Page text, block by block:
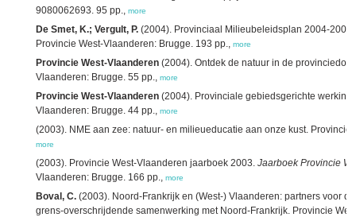
9080062693. 95 pp., more
De Smet, K.; Vergult, P. (2004). Provinciaal Milieubeleidsplan 2004-2008
Provincie West-Vlaanderen: Brugge. 193 pp., more
Provincie West-Vlaanderen (2004). Ontdek de natuur in de
Vlaanderen: Brugge. 55 pp., more
Provincie West-Vlaanderen (2004). Provinciale gebiedsgerichte werking
Vlaanderen: Brugge. 44 pp., more
(2003). NME aan zee: natuur- en milieueducatie aan onze kust. Provincie
more
(2003). Provincie West-Vlaanderen jaarboek 2003. Jaarboek Provincie
Vlaanderen: Brugge. 166 pp., more
Boval, C. (2003). Noord-Frankrijk en (West-) Vlaanderen: partners voor
grens-overschrijdende samenwerking met Noord-Frankrijk. Provincie